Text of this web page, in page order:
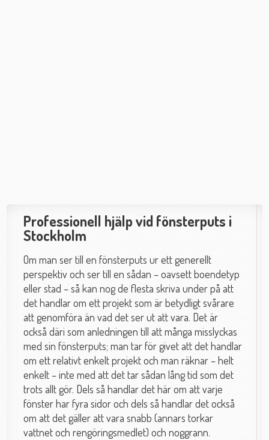
Professionell hjälp vid fönsterputs i
Stockholm
Om man ser till en fönsterputs ur ett generellt
perspektiv och ser till en sådan – oavsett boendetyp
eller stad – så kan nog de flesta skriva under på att
det handlar om ett projekt som är betydligt svårare
att genomföra än vad det ser ut att vara. Det är
också däri som anledningen till att många misslyckas
med sin fönsterputs; man tar för givet att det handlar
om ett relativt enkelt projekt och man räknar – helt
enkelt – inte med att det tar sådan lång tid som det
trots allt gör. Dels så handlar det här om att varje
fönster har fyra sidor och dels så handlar det också
om att det gäller att vara snabb (annars torkar
vattnet och rengöringsmedlet) och noggrann.